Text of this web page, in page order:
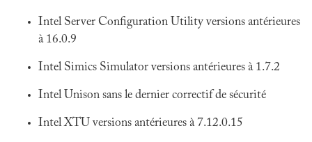
Intel Server Configuration Utility versions antérieures
à 16.0.9
Intel Simics Simulator versions antérieures à 1.7.2
Intel Unison sans le dernier correctif de sécurité
Intel XTU versions antérieures à 7.12.0.15